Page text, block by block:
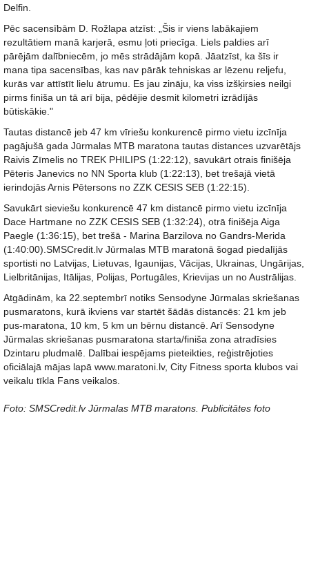
Delfin.
Pēc sacensībām D. Rožlapa atzīst: „Šis ir viens labākajiem
rezultātiem manā karjerā, esmu ļoti priecīga. Liels paldies arī
pārējām dalībniecēm, jo mēs strādājām kopā. Jāatzīst, ka šīs ir
mana tipa sacensības, kas nav pārāk tehniskas ar lēzenu reljefu,
kurās var attīstīt lielu ātrumu. Es jau zināju, ka viss izšķirsies neilgi
pirms finiša un tā arī bija, pēdējie desmit kilometri izrādījās
būtiskākie."
Tautas distancē jeb 47 km vīriešu konkurencē pirmo vietu izcīnīja
pagājušā gada Jūrmalas MTB maratona tautas distances uzvarētājs
Raivis Zīmelis no TREK PHILIPS (1:22:12), savukārt otrais finišēja
Pēteris Janevics no NN Sporta klub (1:22:13), bet trešajā vietā
ierindojās Arnis Pētersons no ZZK CESIS SEB (1:22:15).
Savukārt sieviešu konkurencē 47 km distancē pirmo vietu izcīnīja
Dace Hartmane no ZZK CESIS SEB (1:32:24), otrā finišēja Aiga
Paegle (1:36:15), bet trešā - Marina Barzilova no Gandrs-Merida
(1:40:00).SMSCredit.lv Jūrmalas MTB maratonā šogad piedalījās
sportisti no Latvijas, Lietuvas, Igaunijas, Vācijas, Ukrainas, Ungārijas,
Lielbritānijas, Itālijas, Polijas, Portugāles, Krievijas un no Austrālijas.
Atgādinām, ka 22.septembrī notiks Sensodyne Jūrmalas skriešanas
pusmaratons, kurā ikviens var startēt šādās distancēs: 21 km jeb
pus-maratona, 10 km, 5 km un bērnu distancē. Arī Sensodyne
Jūrmalas skriešanas pusmaratona starta/finiša zona atradīsies
Dzintaru pludmalē. Dalībai iespējams pieteikties, reģistrējoties
oficiālajā mājas lapā www.maratoni.lv, City Fitness sporta klubos vai
veikalu tīkla Fans veikalos.
Foto: SMSCredit.lv Jūrmalas MTB maratons. Publicitātes foto